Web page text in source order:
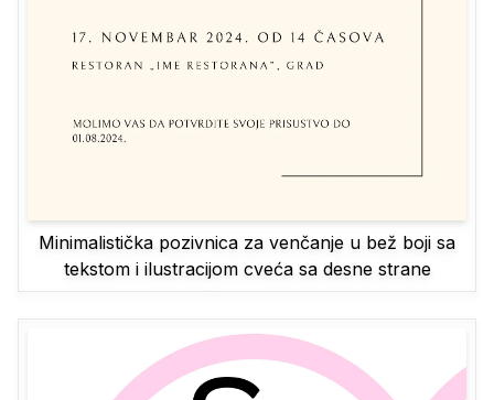
Minimalistička pozivnica za venčanje u bež boji sa
tekstom i ilustracijom cveća sa desne strane